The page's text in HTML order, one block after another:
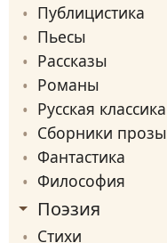
Публицистика
Пьесы
Рассказы
Романы
Русская классика
Сборники прозы
Фантастика
Философия
Поэзия
Стихи